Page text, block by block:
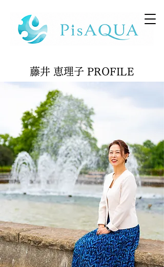
藤井 恵理子 PROFILE